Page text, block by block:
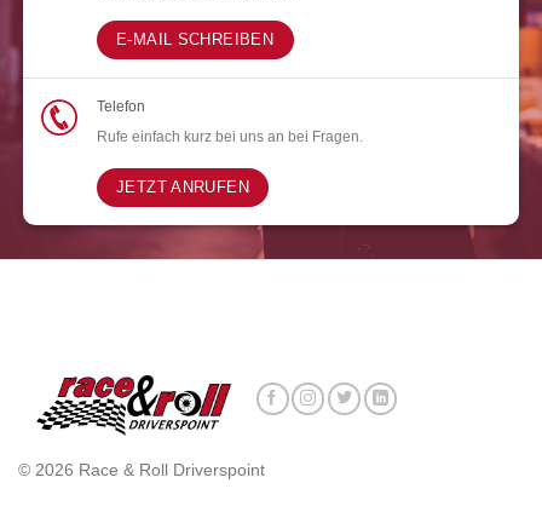
E-MAIL SCHREIBEN
Telefon
Rufe einfach kurz bei uns an bei Fragen.
JETZT ANRUFEN
© 2026 Race & Roll Driverspoint